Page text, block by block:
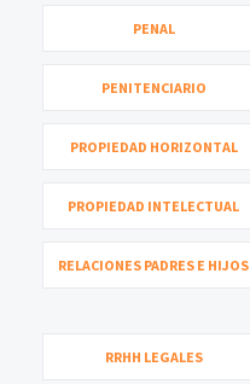
PENAL
PENITENCIARIO
PROPIEDAD HORIZONTAL
PROPIEDAD INTELECTUAL
RELACIONES PADRES E HIJOS
RRHH LEGALES